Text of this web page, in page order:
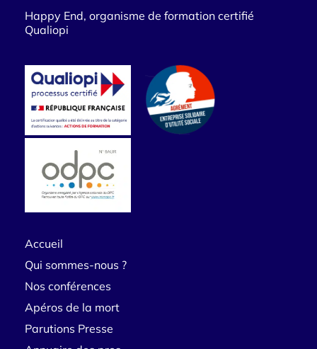
Happy End, organisme de formation certifié
Qualiopi
Accueil
Qui sommes-nous ?
Nos conférences
Apéros de la mort
Parutions Presse